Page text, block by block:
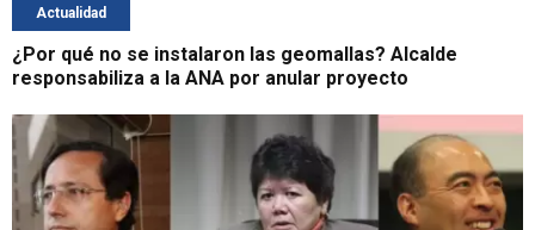
Actualidad
¿Por qué no se instalaron las geomallas? Alcalde
responsabiliza a la ANA por anular proyecto